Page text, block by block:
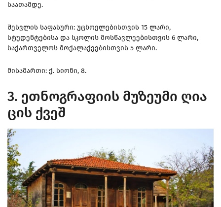
საათამდე.
შესვლის საფასური: უცხოელებისთვის 15 ლარი,
სტუდენტებისა და სკოლის მოსწავლეებისთვის 6 ლარი,
საქართველოს მოქალაქეებისთვის 5 ლარი.
მისამართი: ქ. სიონი, 8.
3. ეთნოგრაფიის მუზეუმი ღია
ცის ქვეშ